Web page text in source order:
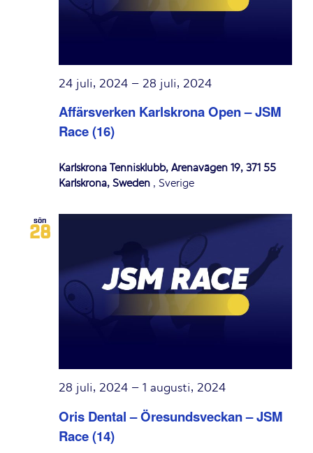
Affärsverken Karlskrona Open – JSM
Race (16)
24 juli, 2024 – 28 juli, 2024
Karlskrona Tennisklubb, Arenavägen 19, 371 55
Karlskrona, Sweden , Sverige
sön
28
Oris Dental – Öresundsveckan – JSM
Race (14)
28 juli, 2024 – 1 augusti, 2024